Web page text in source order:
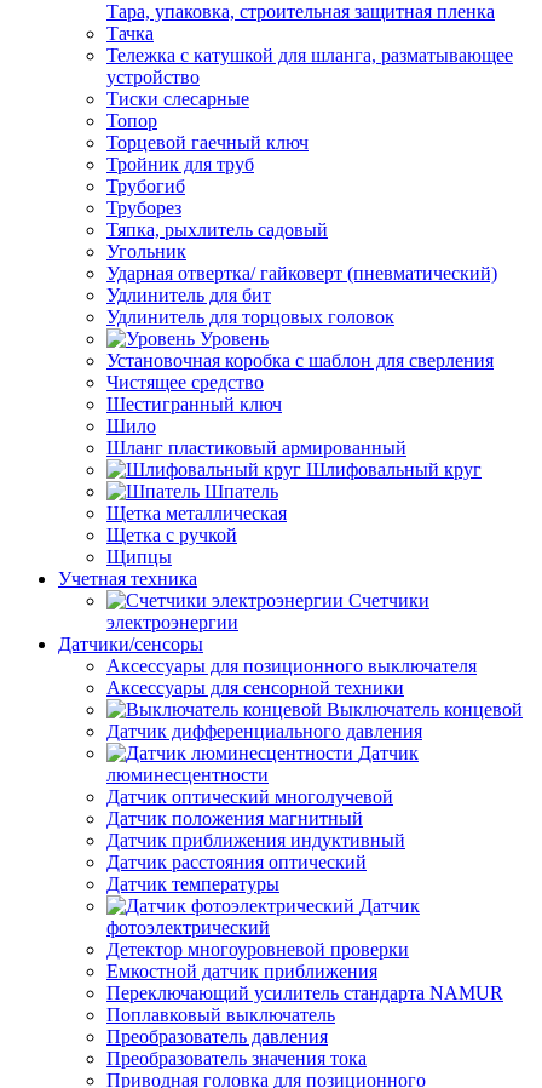
Тара, упаковка, строительная защитная пленка
Тачка
Тележка с катушкой для шланга, разматывающее
устройство
Тиски слесарные
Топор
Торцевой гаечный ключ
Тройник для труб
Трубогиб
Труборез
Тяпка, рыхлитель садовый
Угольник
Ударная отвертка/ гайковерт (пневматический)
Удлинитель для бит
Удлинитель для торцовых головок
Уровень
Установочная коробка с шаблон для сверления
Чистящее средство
Шестигранный ключ
Шило
Шланг пластиковый армированный
Шлифовальный круг
Шпатель
Щетка металлическая
Щетка с ручкой
Щипцы
Учетная техника
Счетчики
электроэнергии
Датчики/сенсоры
Аксессуары для позиционного выключателя
Аксессуары для сенсорной техники
Выключатель концевой
Датчик дифференциального давления
Датчик
люминесцентности
Датчик оптический многолучевой
Датчик положения магнитный
Датчик приближения индуктивный
Датчик расстояния оптический
Датчик температуры
Датчик
фотоэлектрический
Детектор многоуровневой проверки
Емкостной датчик приближения
Переключающий усилитель стандарта NAMUR
Поплавковый выключатель
Преобразователь давления
Преобразователь значения тока
Приводная головка для позиционного